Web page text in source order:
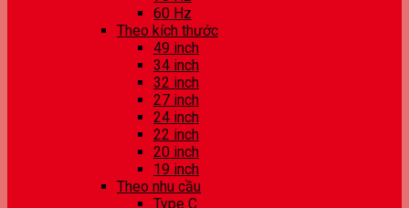
60 Hz
Theo kích thước
49 inch
34 inch
32 inch
27 inch
24 inch
22 inch
20 inch
19 inch
Theo nhu cầu
Type C